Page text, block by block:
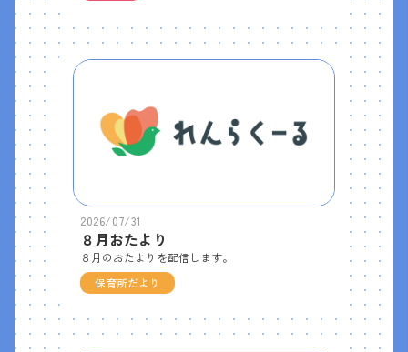
2026/07/31
８月おたより
８月のおたよりを配信します。
保育所だより